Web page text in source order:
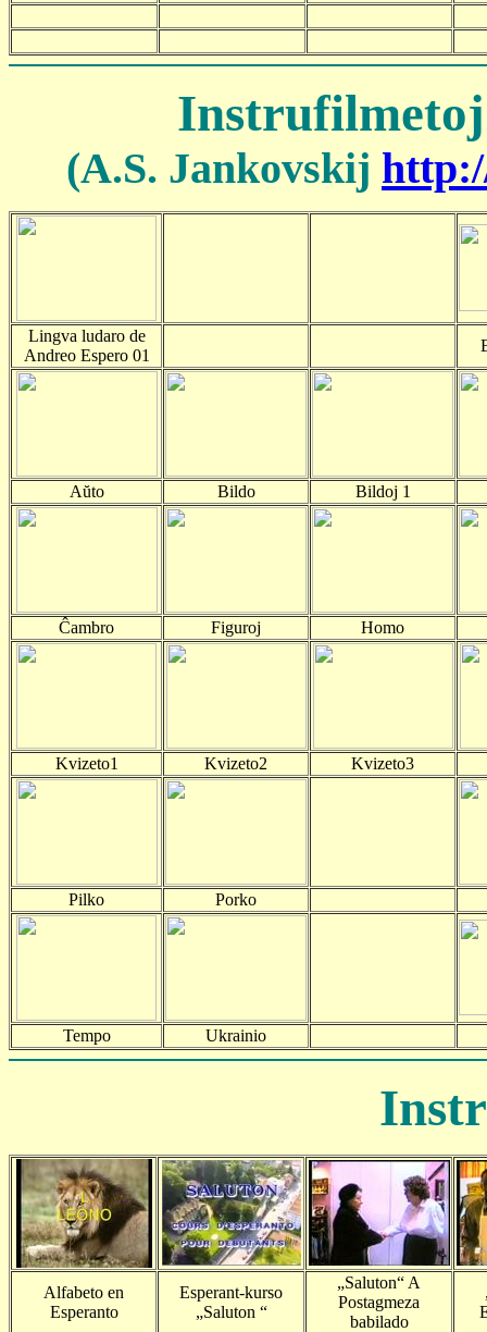
Instrufilmetoj
(A.S. Jankovskij
Lingva ludaro de
Andreo Espero 01
Aŭto Bildo Bildoj 1
Ĉambro Figuroj Homo
Kvizeto1 Kvizeto2 Kvizeto3
Pilko Porko
Tempo Ukrainio
Alfabeto en
Esperanto
Esperant-kurso
„Saluton “
„Saluton“ A
Postagmeza
babilado